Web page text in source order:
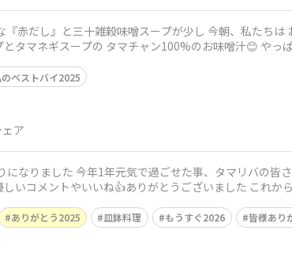
マチャン100%のお味噌汁😊 やっぱり タマチャン100%味噌汁は しあわ
ベストバイ2025
ア
なりました 今年1年元気で過ごせた事、タマリバの皆
ありがとう2025 皿鉢料理 もうすぐ2026 皆様あり